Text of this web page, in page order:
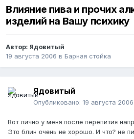
Влияние пива и прочих
изделий на Вашу психику
Автор: Ядовитый
19 августа 2006 в Барная стойка
Ядовитый
Опубликовано: 19 августа 2006
Вот лично у меня после перепития
Это блин очень не хорошо. И что? не